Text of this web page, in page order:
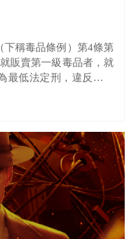
下稱毒品條例）第4條第
販賣第一級毒品者，就
最低法定刑，違反憲法